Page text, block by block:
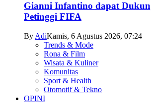
Gianni Infantino dapat
Petinggi FIFA
By AdiKamis, 6 Agustus 2026, 07:24
Trends & Mode
Rona & Film
Wisata & Kuliner
Komunitas
Sport & Health
Otomotif & Tekno
OPINI